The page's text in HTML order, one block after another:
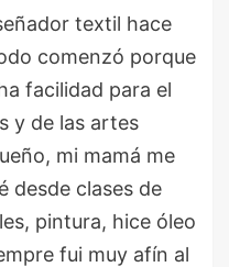
textil hace
comenzó porque
facilidad para el
y de las artes
mi mamá me
desde clases de
pintura, hice óleo
fui muy afín al